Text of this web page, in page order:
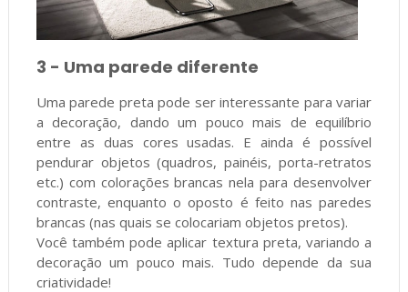
3 - Uma parede diferente
Uma parede preta pode ser interessante para variar
a decoração, dando um pouco mais de equilíbrio
entre as duas cores usadas. E ainda é possível
pendurar objetos (quadros, painéis, porta-retratos
etc.) com colorações brancas nela para desenvolver
contraste, enquanto o oposto é feito nas paredes
brancas (nas quais se colocariam objetos pretos).
Você também pode aplicar textura preta, variando a
decoração um pouco mais. Tudo depende da sua
criatividade!